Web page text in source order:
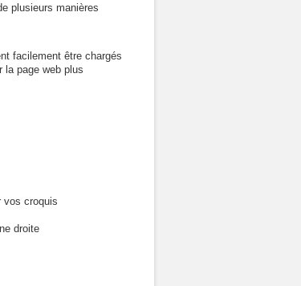
plusieurs manières
facilement être chargés
la page web plus
vos croquis
droite